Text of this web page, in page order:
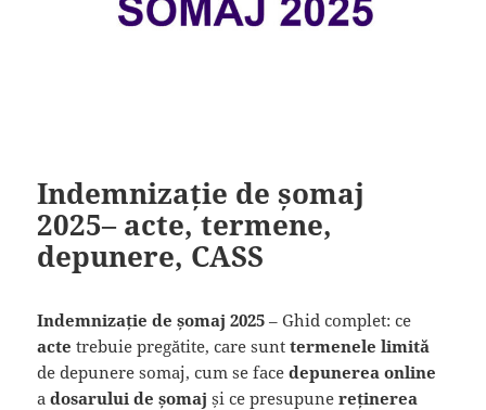
Indemnizație de șomaj
2025– acte, termene,
depunere, CASS
Indemnizație de șomaj 2025 – Ghid complet: ce
acte trebuie pregătite, care sunttermenele limită
de depunere somaj, cum se facedepunerea online
adosarului de șomaj și ce presupunereținerea